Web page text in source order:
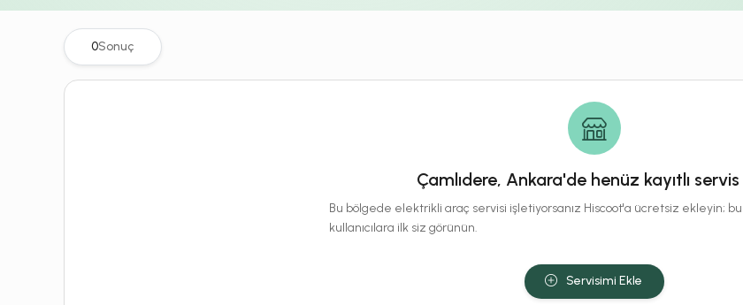
0Sonuç
Çamlıdere, Ankara'de henüz kayıtlı
Bu bölgede elektrikli araç servisi işletiyorsanız Hiscoot'a ücretsiz ekleyin;
kullanıcılara ilk siz görünün.
Servisimi Ekle